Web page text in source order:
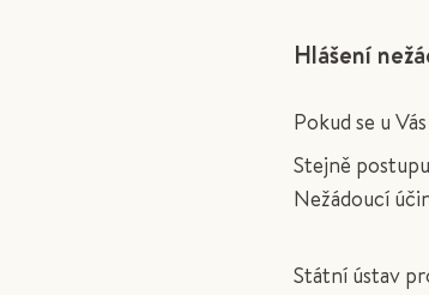
Hlášení
Pokud se u
Stejně
Nežádoucí
Státní ústav